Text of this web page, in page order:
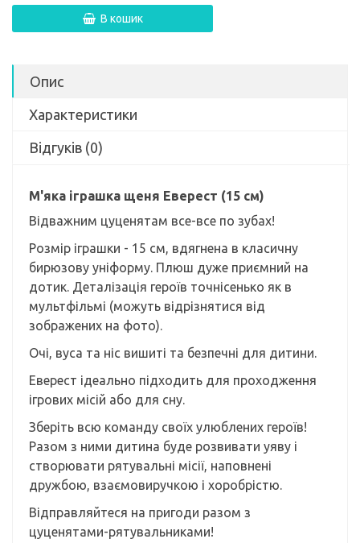
В кошик
Опис
Характеристики
Відгуків (0)
М'яка іграшка щеня Еверест (15 см)
Відважним цуценятам все-все по зубах!
Розмір іграшки - 15 см, вдягнена в класичну
бирюзову уніформу. Плюш дуже приємний на
дотик. Деталізація героїв точнісенько як в
мультфільмі (можуть відрізнятися від
зображених на фото).
Очі, вуса та ніс вишиті та безпечні для дитини.
Еверест ідеально підходить для проходження
ігрових місій або для сну.
Зберіть всю команду своїх улюблених героїв!
Разом з ними дитина буде розвивати уяву і
створювати рятувальні місії, наповнені
дружбою, взаємовиручкою і хоробрістю.
Відправляйтеся на пригоди разом з
цуценятами-рятувальниками!